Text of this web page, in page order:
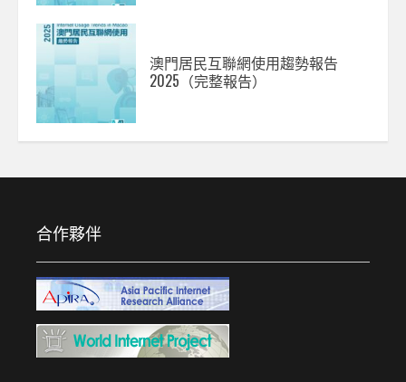
澳門居民互聯網使用趨勢報告
2025（完整報告）
合作夥伴